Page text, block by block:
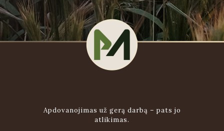
Apdovanojimas už gerą darbą – pats jo
atlikimas.